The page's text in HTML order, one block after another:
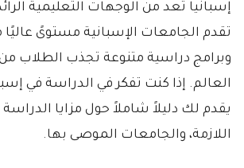
إسبانيا تعد من الوجهات التعليمية
تقدم الجامعات الإسبانية مستوىً عاليًا
وبرامج دراسية متنوعة تجذب الطلاب
العالم. إذا كنت تفكر في الدراسة في
يقدم لك دليلاً شاملاً حول مزايا الدراسة
اللازمة، والجامعات الموصى بها.